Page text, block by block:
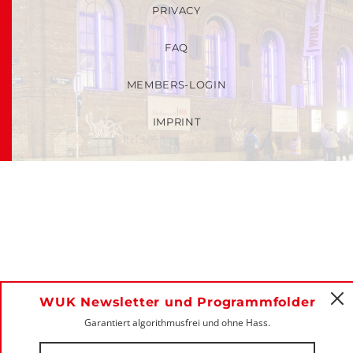
WUK Newsletter und Programmfolder
Garantiert algorithmusfrei und ohne Hass.
PRIVACY
FAQ
MEMBERS-LOGIN
IMPRINT